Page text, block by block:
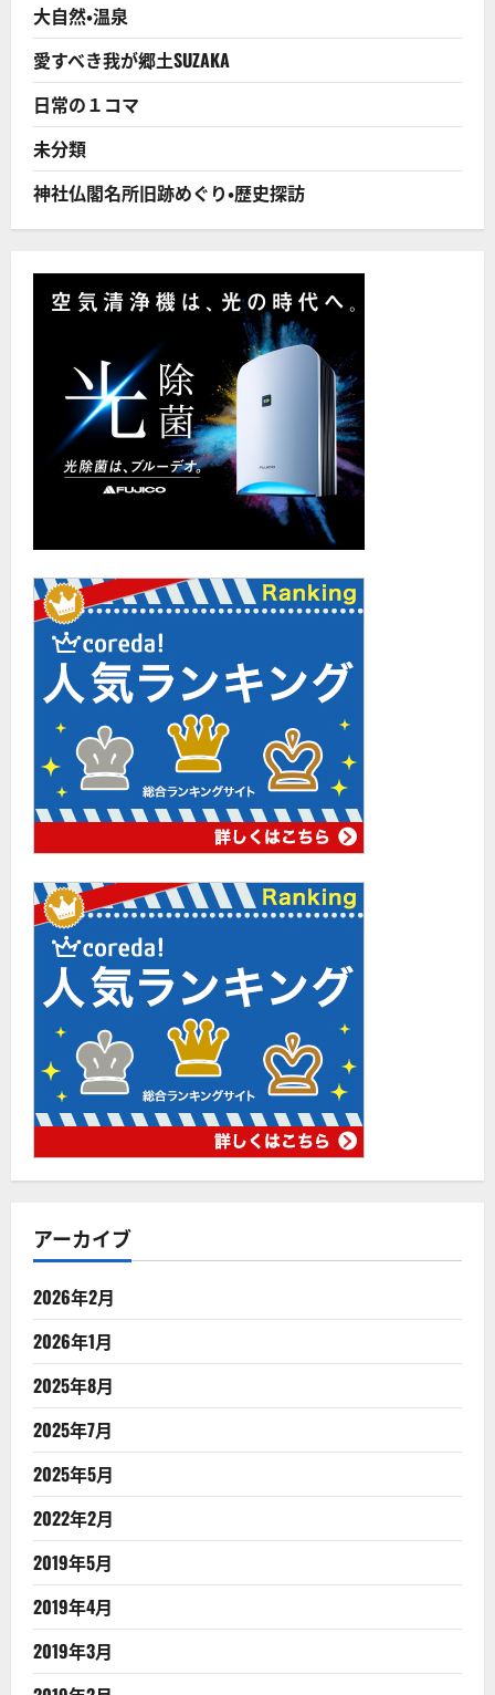
野
県
競
技
大
会
の
10
続
優
勝
腕
い
て
に
読
む
大自然・温泉
愛すべき我が郷土SUZAKA
日常の１コマ
未分類
神社仏閣名所旧跡めぐり・歴史探訪
アーカイブ
2026年2月
2026年1月
2025年8月
2025年7月
2025年5月
2022年2月
2019年5月
2019年4月
2019年3月